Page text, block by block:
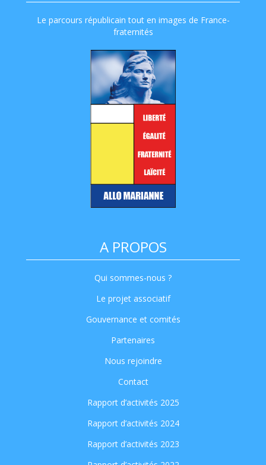
Le parcours républicain tout en images de France-
fraternités
A PROPOS
Qui sommes-nous ?
Le projet associatif
Gouvernance et comités
Partenaires
Nous rejoindre
Contact
Rapport d’activités 2025
Rapport d’activités 2024
Rapport d’activités 2023